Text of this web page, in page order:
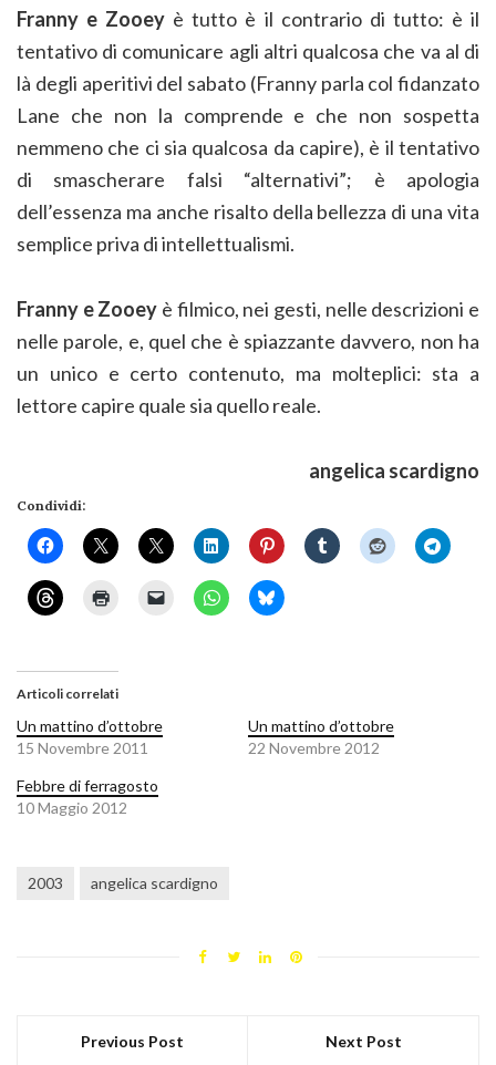
Franny e Zooey è tutto è il contrario di tutto: è il
tentativo di comunicare agli altri qualcosa che va al di
là degli aperitivi del sabato (Franny parla col fidanzato
Lane che non la comprende e che non sospetta
nemmeno che ci sia qualcosa da capire), è il tentativo
di smascherare falsi “alternativi”; è apologia
dell’essenza ma anche risalto della bellezza di una vita
semplice priva di intellettualismi.
Franny e Zooey è filmico, nei gesti, nelle descrizioni e
nelle parole, e, quel che è spiazzante davvero, non ha
un unico e certo contenuto, ma molteplici: sta a
lettore capire quale sia quello reale.
angelica scardigno
Condividi:
Articoli correlati
Un mattino d’ottobre
15 Novembre 2011
Un mattino d’ottobre
22 Novembre 2012
Febbre di ferragosto
10 Maggio 2012
2003 angelica scardigno
Previous Post Next Post